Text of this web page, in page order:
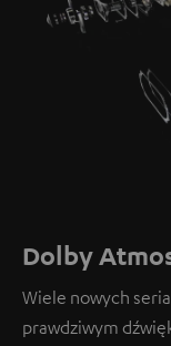
Dolby
Wiele nowych
prawdziwym